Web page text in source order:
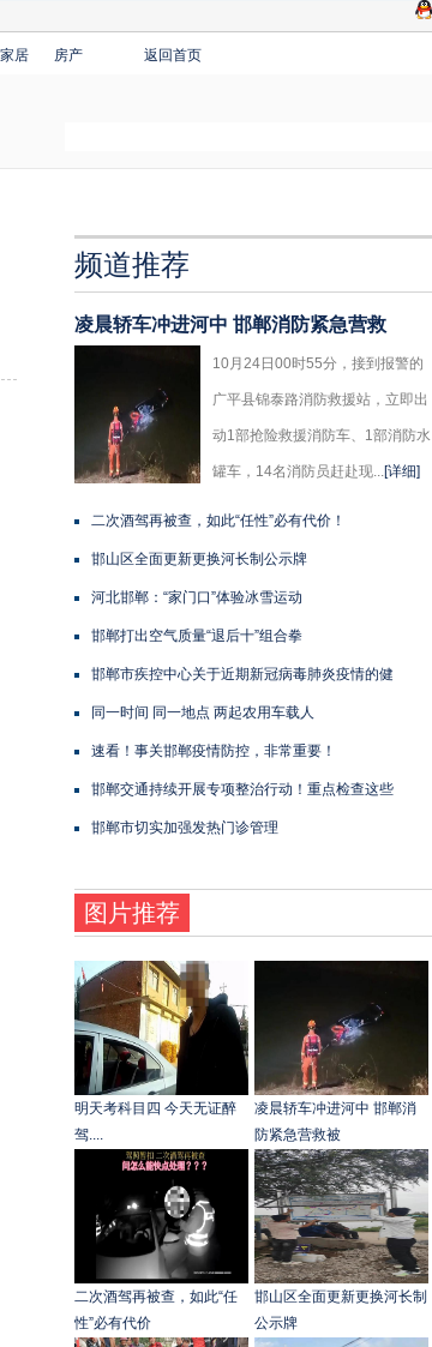
居 房产 返回首页
频道推荐
凌晨轿车冲进河中 邯郸消防紧急营救
10月24日00时55分，接到报警的
广平县锦泰路消防救援站，立即出
动1部抢险救援消防车、1部消防水
罐车，14名消防员赶赴现...[详细]
二次酒驾再被查，如此“任性”必有代价！
邯山区全面更新更换河长制公示牌
河北邯郸：“家门口”体验冰雪运动
邯郸打出空气质量“退后十”组合拳
邯郸市疾控中心关于近期新冠病毒肺炎疫情的健
同一时间 同一地点 两起农用车载人
速看！事关邯郸疫情防控，非常重要！
邯郸交通持续开展专项整治行动！重点检查这些
邯郸市切实加强发热门诊管理
图片推荐
明天考科目四 今天无证醉
驾....
凌晨轿车冲进河中 邯郸消
防紧急营救被
二次酒驾再被查，如此“任
性”必有代价
邯山区全面更新更换河长制
公示牌